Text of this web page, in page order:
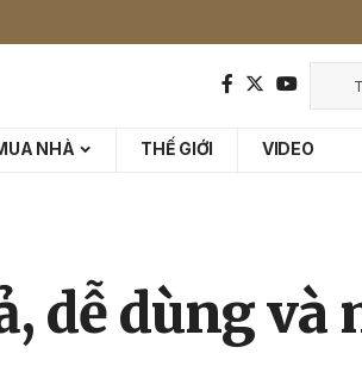
NHÀ THẾ GIỚI VIDEO
dễ dùng và